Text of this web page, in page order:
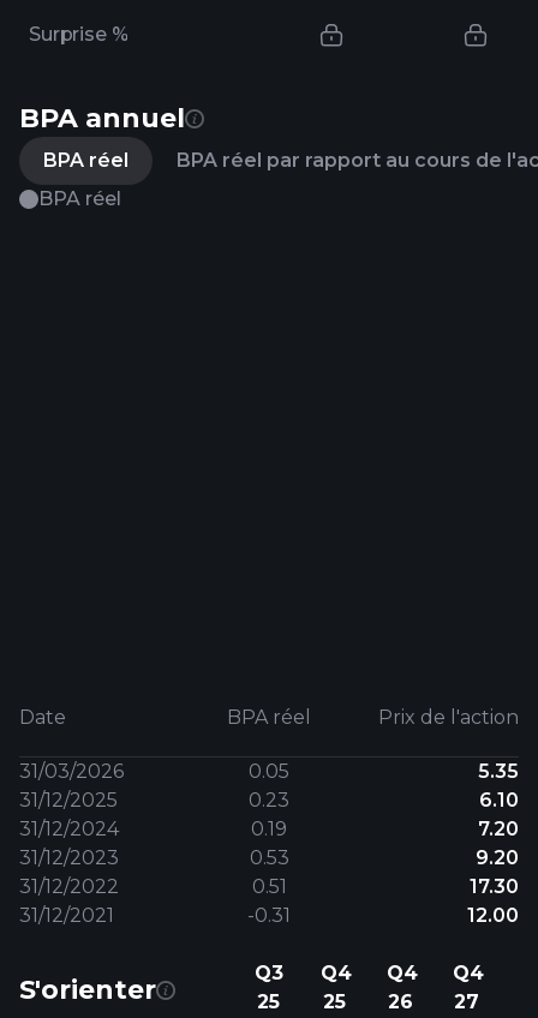
Surprise %
BPA annuel
BPA réel
BPA réel par rapport au cours de
BPA réel
Date BPA réel Prix ​​de l'action
31/03/2026 0.05
5.35
31/12/2025
0.23
6.10
31/12/2024
0.19
7.20
31/12/2023
0.53
9.20
31/12/2022
0.51
17.30
31/12/2021
-0.31 12.00
S'orienter
Q3
25
Q4
25
Q4
26
Q4
27